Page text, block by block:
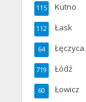
Kutno
115
Łask
112
Łęczyca
64
Łódź
719
Łowicz
60